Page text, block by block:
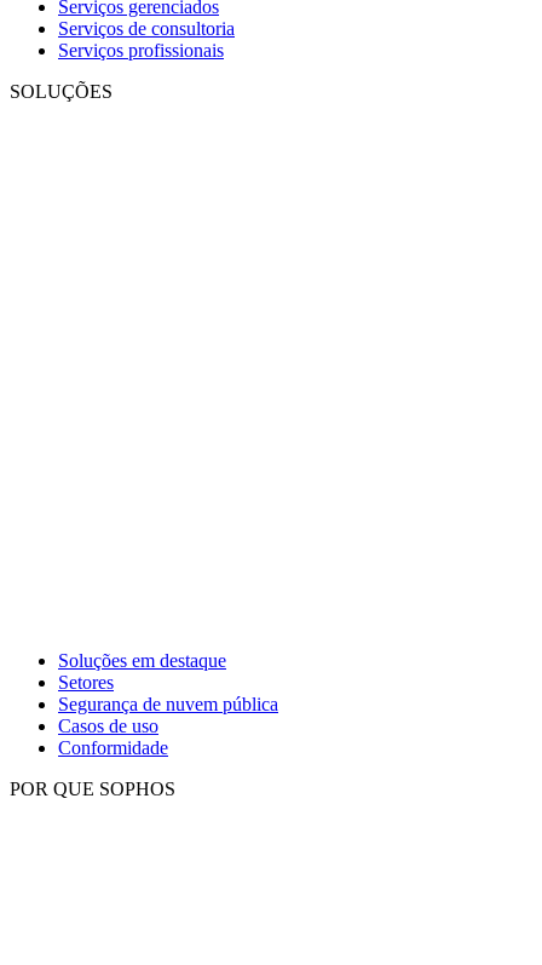
Serviços gerenciados
Serviços de consultoria
Serviços profissionais
SOLUÇÕES
Soluções em destaque
Setores
Segurança de nuvem pública
Casos de uso
Conformidade
POR QUE SOPHOS